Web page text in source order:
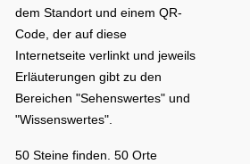
dem Standort und einem QR-
Code, der auf diese
Internetseite verlinkt und jeweils
Erläuterungen gibt zu den
Bereichen "Sehenswertes" und
"Wissenswertes".
50 Steine finden. 50 Orte